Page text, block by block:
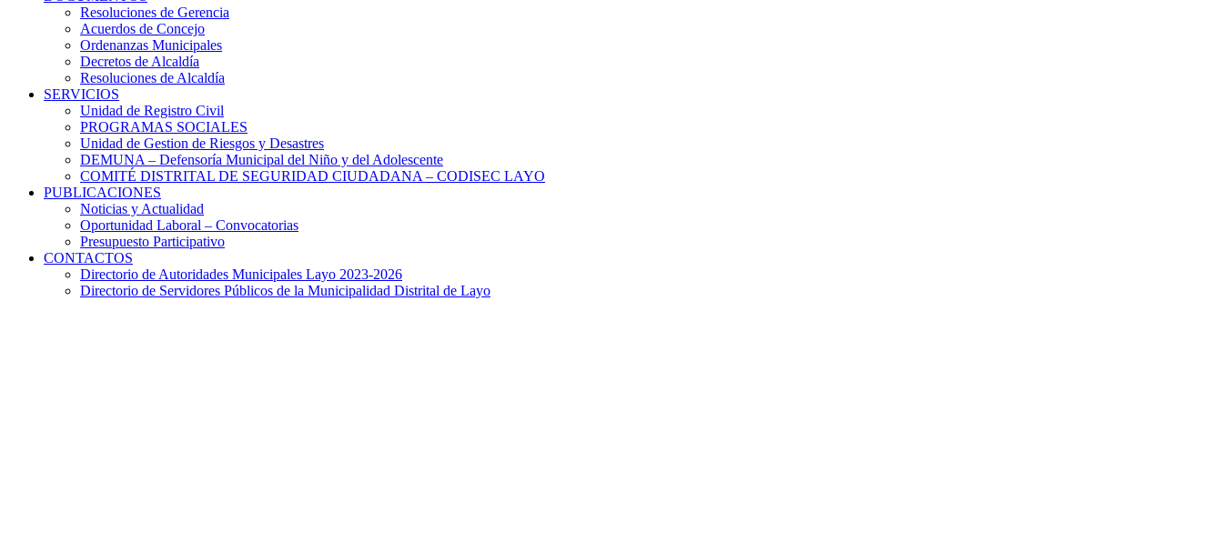
Resoluciones de Gerencia
Acuerdos de Concejo
Ordenanzas Municipales
Decretos de Alcaldía
Resoluciones de Alcaldía
SERVICIOS
Unidad de Registro Civil
PROGRAMAS SOCIALES
Unidad de Gestion de Riesgos y Desastres
DEMUNA – Defensoría Municipal del Niño y del Adolescente
COMITÉ DISTRITAL DE SEGURIDAD CIUDADANA – CODISEC LAYO
PUBLICACIONES
Noticias y Actualidad
Oportunidad Laboral – Convocatorias
Presupuesto Participativo
CONTACTOS
Directorio de Autoridades Municipales Layo 2023-2026
Directorio de Servidores Públicos de la Municipalidad Distrital de Layo